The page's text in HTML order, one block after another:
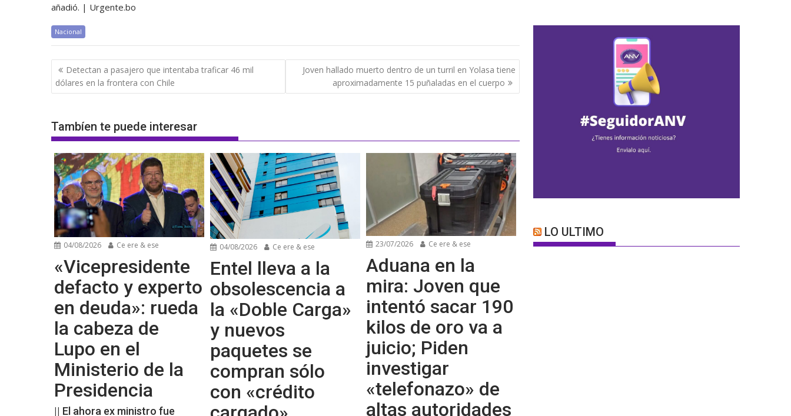
añadió. | Urgente.bo
Nacional
Navegación
de
entradas
Detectan a pasajero que intentaba traficar 46 mil
dólares en la frontera con Chile
Joven hallado muerto dentro de un turril en Yolasa tiene
aproximadamente 15 puñaladas en el cuerpo
Tambíen te puede interesar
04/08/2026 Ce ere & ese
«Vicepresidente
defacto y experto
en deuda»: rueda
la cabeza de
Lupo en el
Ministerio de la
Presidencia
|| El ahora ex ministro fue
04/08/2026 Ce ere & ese
Entel lleva a la
obsolescencia a
la «Doble Carga»
y nuevos
paquetes se
compran sólo
con «crédito
23/07/2026 Ce ere & ese
Aduana en la
mira: Joven que
intentó sacar 190
kilos de oro va a
juicio; Piden
investigar
«telefonazo» de
altas autoridades
LO ULTIMO